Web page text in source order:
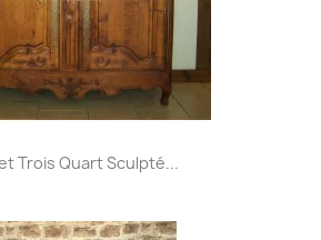
Trois Quart Sculpté...